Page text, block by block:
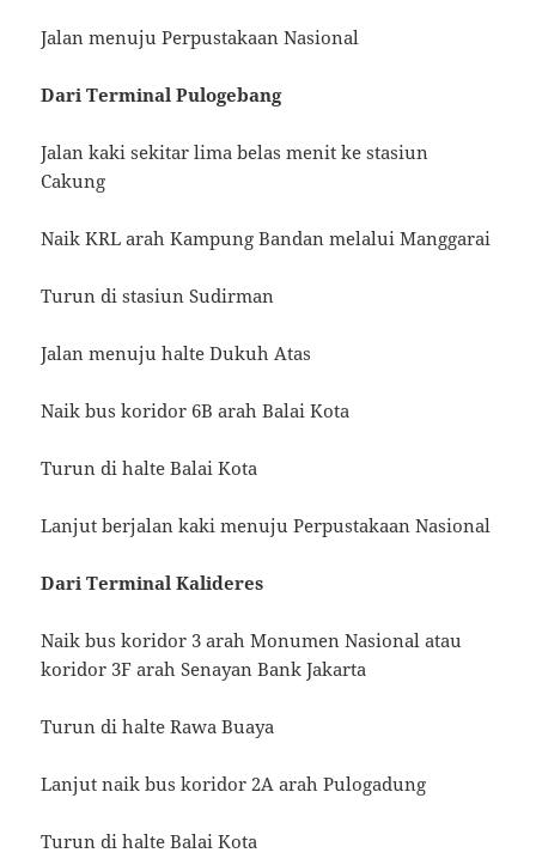
Jalan menuju Perpustakaan Nasional
Dari Terminal Pulogebang
Jalan kaki sekitar lima belas menit ke stasiun
Cakung
Naik KRL arah Kampung Bandan melalui Manggarai
Turun di stasiun Sudirman
Jalan menuju halte Dukuh Atas
Naik bus koridor 6B arah Balai Kota
Turun di halte Balai Kota
Lanjut berjalan kaki menuju Perpustakaan Nasional
Dari Terminal Kalideres
Naik bus koridor 3 arah Monumen Nasional atau
koridor 3F arah Senayan Bank Jakarta
Turun di halte Rawa Buaya
Lanjut naik bus koridor 2A arah Pulogadung
Turun di halte Balai Kota